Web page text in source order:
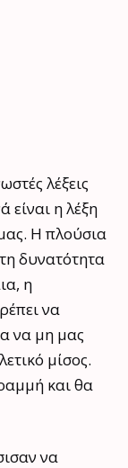
λέξεις
είναι η λέξη
Η πλούσια
δυνατότητα
η
να
να μη μας
μίσος.
και θα
να